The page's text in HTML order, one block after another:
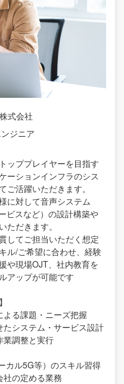
式会社
ジニア
ッププレイヤーを目指す
ーションインフラのシス
ご活躍いただきます。
に対して音声システム
ビスなど）の設計構築や
ただきます。
してご担当いただく想定
ル/ご希望に合わせ、経験
や現場OJT、社内教育を
アップが可能です
る課題・ニーズ把握
システム・サービス設計
業調整と実行
カル5G等）のスキル習得
の定める業務